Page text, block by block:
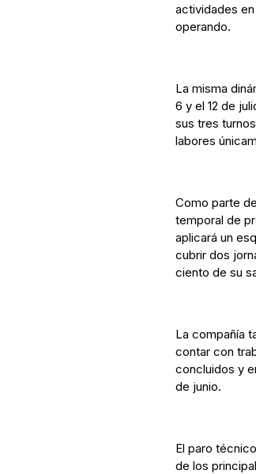
actividades
operando.
La misma
6 y el 12 de
sus tres
labores
Como parte
temporal de
aplicará un
cubrir dos
ciento de su
La compañía
contar con
concluidos y
de junio.
El paro
de los